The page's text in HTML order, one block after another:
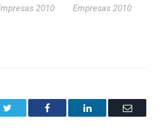
2010
Empresas 2010
Facebook LinkedIn Email